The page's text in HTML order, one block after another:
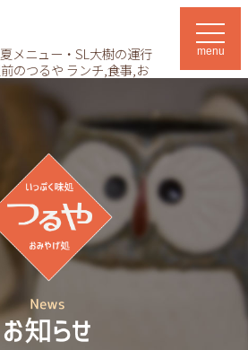
t
o
g
g
e
a
v
i
menu
メニュー・SL大樹の運行
のつるや ランチ,食事,お